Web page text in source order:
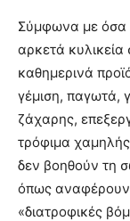
Σύμφωνα με όσα
αρκετά κυλικεία
καθημερινά
γέμιση, παγωτά,
ζάχαρης,
τρόφιμα χαμηλής
δεν βοηθούν τη
όπως αναφέρουν
«διατροφικές